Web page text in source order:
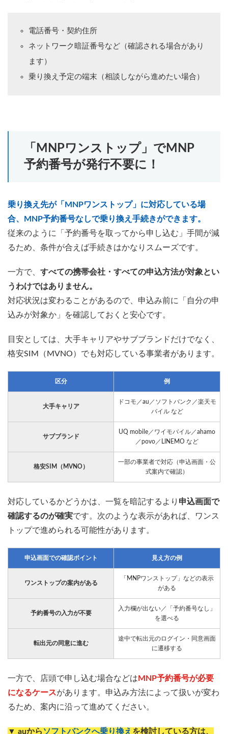
電話番号・契約住所
ネットワーク暗証番号など（確認される場合があり
ます）
乗り換え予定の端末（相談しながら進めたい場合）
「MNPワンストップ」でMNP
予約番号が発行不要に！
乗り換え先が「MNPワンストップ」に対応している場
合、MNP予約番号なしで乗り換え手続きができます。
従来のように「予約番号を取ってから申し込む」手間が減
るため、条件が合えば手続きはかなりスムーズです。
一方で、 すべての携帯会社・すべての申込方法が対象とい
うわけではありません。
対応状況は変わることがあるので、申込み前に「自分の申
込みが対象か」を確認しておくと安心です。
目安としては、大手キャリアやサブブランドだけでなく、
格安SIM（MVNO）でも対応している事業者があります。
区分 例
大手キャリア
ドコモ／au／ソフトバンク／楽天モ
バイル など
サブブランド
UQ mobile／ワイモバイル／ahamo
／povo／LINEMO など
格安SIM（MVNO）
一部の事業者で対応（申込画面・公
式案内で確認）
対応しているかどうかは、一覧を暗記するより 申込画面で
確認するのが確実です。次のような表示があれば、ワンス
トップで進められる可能性があります。
申込画面での確認ポイント 見え方の例
ワンストップの案内がある
「MNPワンストップ」などの表示
がある
予約番号の入力が不要
入力欄が出ない／「予約番号なし」
を選べる
転出元の同意に進む
途中で転出元のログイン・同意画面
に遷移する
一方で、店頭で申し込む場合などは MNP予約番号が必要
になるケースがあります。申込み方法によって扱いが変わ
るため、案内に沿って進めてください。
▼ auから ソフトバンクへ乗り換え を検討している方は、